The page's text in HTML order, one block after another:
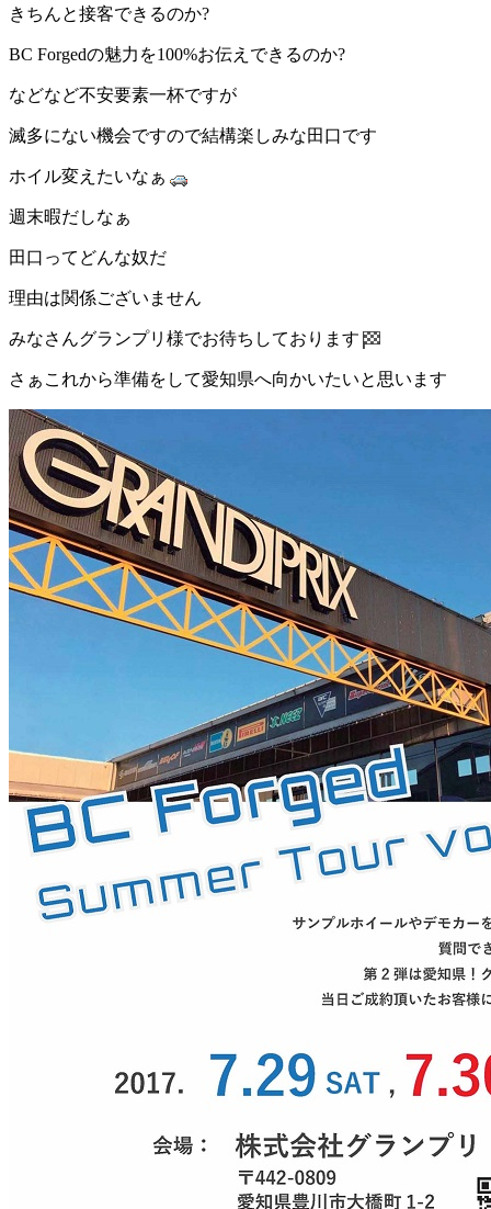
きちんと接客できるのか?
BC Forgedの魅力を100%お伝えできるのか?
などなど不安要素一杯ですが
滅多にない機会ですので結構楽しみな田口です
ホイル変えたいなぁ
週末暇だしなぁ
田口ってどんな奴だ
理由は関係ございません
みなさんグランプリ様でお待ちしております
さぁこれから準備をして愛知県へ向かいたいと思います